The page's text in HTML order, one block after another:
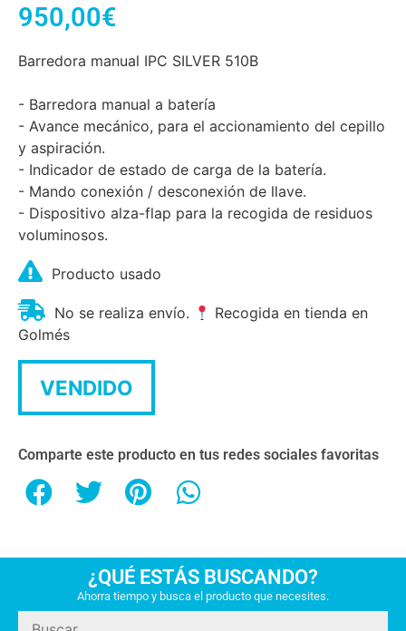
950,00€
Barredora manual IPC SILVER 510B
- Barredora manual a batería
- Avance mecánico, para el accionamiento del cepillo
y aspiración.
- Indicador de estado de carga de la batería.
- Mando conexión / desconexión de llave.
- Dispositivo alza-flap para la recogida de residuos
voluminosos.
Producto usado
No se realiza envío.
Recogida en tienda en
Golmés
VENDIDO
Comparte este producto en tus redes sociales favoritas
¿QUÉ ESTÁS BUSCANDO?
Ahorra tiempo y busca el producto que necesites.